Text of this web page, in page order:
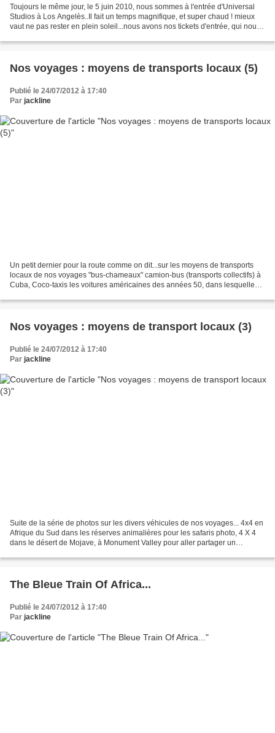
Toujours le même jour, le 5 juin 2010, nous sommes à l'entrée d'Universal
Studios à Los Angelès..Il fait un temps magnifique, et super chaud ! mieux
vaut ne pas rester en plein soleil...nous avons nos tickets d'entrée, qui nous
Nos voyages : moyens de transports locaux (5)
Publié le 24/07/2012 à 17:40
Par jackline
Un petit dernier pour la route comme on dit...sur les moyens de transports
locaux de nos voyages "bus-chameaux" camion-bus (transports collectifs) à
Cuba, Coco-taxis les voitures américaines des années 50, dans lesquelles
Nos voyages : moyens de transport locaux (3)
Publié le 24/07/2012 à 17:40
Par jackline
Suite de la série de photos sur les divers véhicules de nos voyages... 4x4 en
Afrique du Sud dans les réserves animalières pour les safaris photo, 4 X 4
dans le désert de Mojave, à Monument Valley pour aller partager un
The Bleue Train Of Africa...
Publié le 24/07/2012 à 17:40
Par jackline